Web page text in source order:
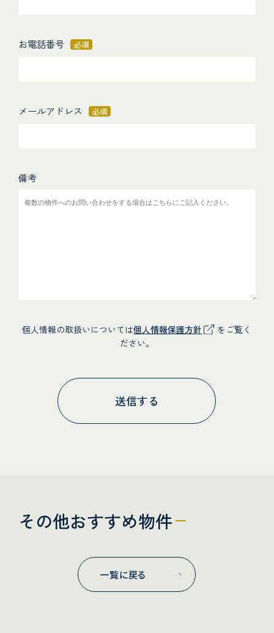
お電話番号 必須
メールアドレス 必須
備考
個人情報の取扱いについては個人情報保護方針
をご覧く
ださい。
その他おすすめ物件
一覧に戻る